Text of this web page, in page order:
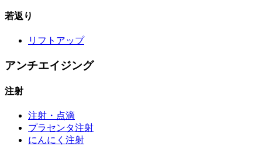
若返り
リフトアップ
アンチエイジング
注射
注射・点滴
プラセンタ注射
にんにく注射